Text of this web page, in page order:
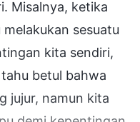
Misalnya, ketika
sesuatu
kita sendiri,
betul bahwa
jujur, namun kita